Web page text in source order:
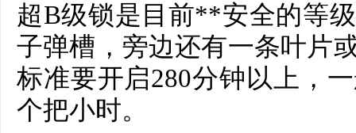
超B级锁是目前**安全的等
子弹槽，旁边还有一条叶片
标准要开启280分钟以上，
个把小时。